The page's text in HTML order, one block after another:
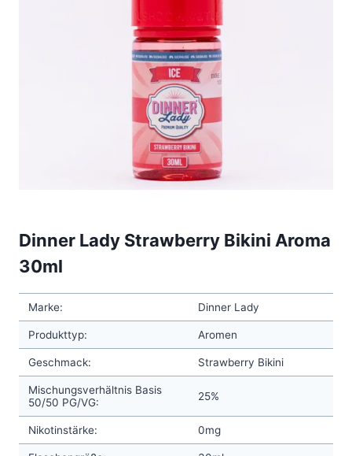
Dinner Lady Strawberry Bikini Aroma
30ml
Marke: Dinner Lady
Produkttyp: Aromen
Geschmack: Strawberry Bikini
Mischungsverhältnis Basis
50/50 PG/VG:
25%
Nikotinstärke: 0mg